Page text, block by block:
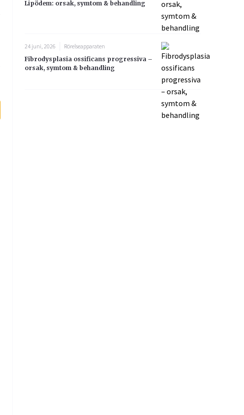
Lipödem: orsak, symtom & behandling
24 juni, 2026
Rörelseapparaten
Fibrodysplasia ossificans progressiva –
orsak, symtom & behandling